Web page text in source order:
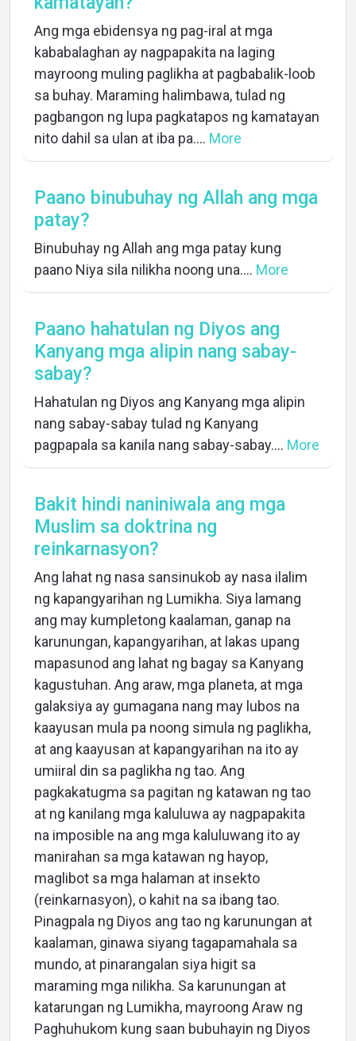
Ang mga ebidensya ng pag-iral at mga
kababalaghan ay nagpapakita na laging
mayroong muling paglikha at pagbabalik-loob
sa buhay. Maraming halimbawa, tulad ng
pagbangon ng lupa pagkatapos ng kamatayan
nito dahil sa ulan at iba pa.... More
Paano binubuhay ng Allah ang mga
patay?
Binubuhay ng Allah ang mga patay kung
paano Niya sila nilikha noong una.... More
Paano hahatulan ng Diyos ang
Kanyang mga alipin nang sabay-
sabay?
Hahatulan ng Diyos ang Kanyang mga alipin
nang sabay-sabay tulad ng Kanyang
pagpapala sa kanila nang sabay-sabay.... More
Bakit hindi naniniwala ang mga
Muslim sa doktrina ng
reinkarnasyon?
Ang lahat ng nasa sansinukob ay nasa ilalim
ng kapangyarihan ng Lumikha. Siya lamang
ang may kumpletong kaalaman, ganap na
karunungan, kapangyarihan, at lakas upang
mapasunod ang lahat ng bagay sa Kanyang
kagustuhan. Ang araw, mga planeta, at mga
galaksiya ay gumagana nang may lubos na
kaayusan mula pa noong simula ng paglikha,
at ang kaayusan at kapangyarihan na ito ay
umiiral din sa paglikha ng tao. Ang
pagkakatugma sa pagitan ng katawan ng tao
at ng kanilang mga kaluluwa ay nagpapakita
na imposible na ang mga kaluluwang ito ay
manirahan sa mga katawan ng hayop,
maglibot sa mga halaman at insekto
(reinkarnasyon), o kahit na sa ibang tao.
Pinagpala ng Diyos ang tao ng karunungan at
kaalaman, ginawa siyang tagapamahala sa
mundo, at pinarangalan siya higit sa
maraming mga nilikha. Sa karunungan at
katarungan ng Lumikha, mayroong Araw ng
Paghuhukom kung saan bubuhayin ng Diyos